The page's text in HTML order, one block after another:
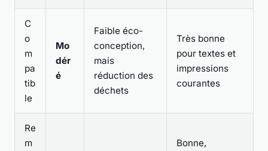
C
o
m
pa
tib
le
Mo
dér
é
Faible éco-
conception,
mais
réduction des
déchets
Très bonne
pour textes et
impressions
courantes
Re
m
Bonne,